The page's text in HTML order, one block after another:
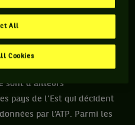
des joueurs de tennis
un bon moyen d’affirmer sa
81 joueurs du circuit, tous
faire l’impasse sur le tournoi
puni. Le seul top 10 à
sont d’ailleurs
pays de l’Est qui décident
par l’ATP. Parmi les
All
Cookies